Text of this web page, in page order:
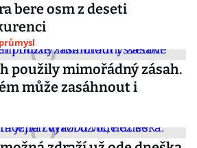
bere osm z deseti
použily mimořádný zásah.
může zasáhnout i